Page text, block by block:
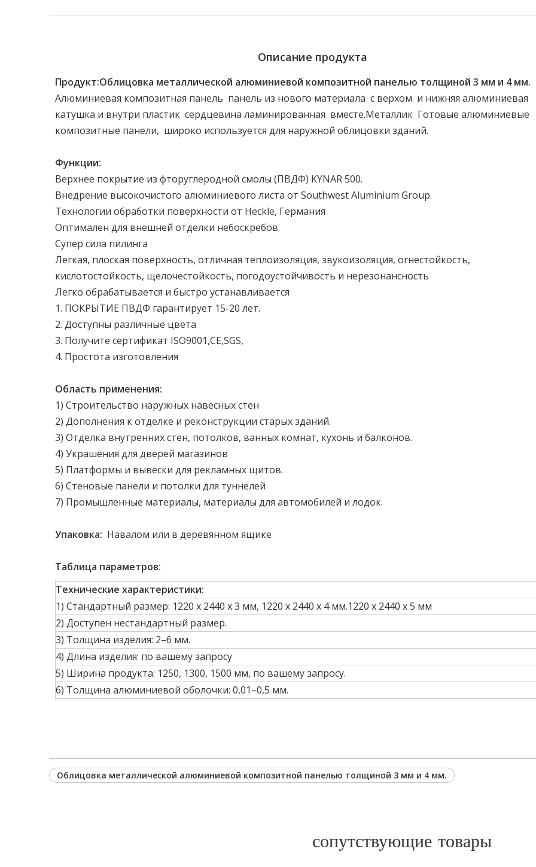
Описание продукта
Продукт:Облицовка металлической алюминиевой композитной панелью толщиной 3 мм и 4 мм.
Алюминиевая композитная панель панель из нового материала с верхом и нижняя алюминиевая
катушка и внутри пластик сердцевина ламинированная вместе.Металлик Готовые алюминиевые
композитные панели, широко используется для наружной облицовки зданий.
Функции:
Верхнее покрытие из фторуглеродной смолы (ПВДФ) KYNAR 500.
Внедрение высокочистого алюминиевого листа от Southwest Aluminium Group.
Технологии обработки поверхности от Heckle, Германия
Оптимален для внешней отделки небоскребов.
Супер сила пилинга
Легкая, плоская поверхность, отличная теплоизоляция, звукоизоляция, огнестойкость,
кислотостойкость, щелочестойкость, погодоустойчивость и нерезонансность
Легко обрабатывается и быстро устанавливается
1. ПОКРЫТИЕ ПВДФ гарантирует 15-20 лет.
2. Доступны различные цвета
3. Получите сертификат ISO9001,CE,SGS,
4. Простота изготовления
Область применения:
1) Строительство наружных навесных стен
2) Дополнения к отделке и реконструкции старых зданий.
3) Отделка внутренних стен, потолков, ванных комнат, кухонь и балконов.
4) Украшения для дверей магазинов
5) Платформы и вывески для рекламных щитов.
6) Стеновые панели и потолки для туннелей
7) Промышленные материалы, материалы для автомобилей и лодок.
Упаковка: Навалом или в деревянном ящике
Таблица параметров:
Технические характеристики:
1) Стандартный размер: 1220 х 2440 х 3 мм, 1220 х 2440 х 4 мм.1220 х 2440 х 5 мм
2) Доступен нестандартный размер.
3) Толщина изделия: 2–6 мм.
4) Длина изделия: по вашему запросу
5) Ширина продукта: 1250, 1300, 1500 мм, по вашему запросу.
6) Толщина алюминиевой оболочки: 0,01–0,5 мм.
Облицовка металлической алюминиевой композитной панелью толщиной 3 мм и 4 мм.
сопутствующие товары